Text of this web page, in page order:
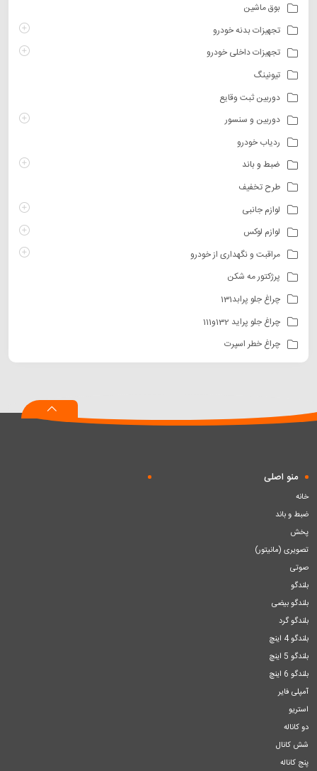
بوق ماشین
تجهیزات بدنه خودرو
تجهیزات داخلی خودرو
تیونینگ
دوربین ثبت وقایع
دوربین و سنسور
ردیاب خودرو
ضبط و باند
طرح تخفیف
لوازم جانبی
لوازم لوکس
مراقبت و نگهداری از خودرو
پرژکتور مه شکن
چراغ جلو پرابد131
چراغ جلو پراید 132و111
چراغ خطر اسپرت
منو اصلی
خانه
ضبط و باند
پخش
تصویری (مانیتور)
صوتی
بلندگو
بلندگو بیضی
بلندگو گرد
بلندگو 4 اینچ
بلندگو 5 اینچ
بلندگو 6 اینچ
آمپلی فایر
استریو
دو کاناله
شش کانال
پنج کاناله